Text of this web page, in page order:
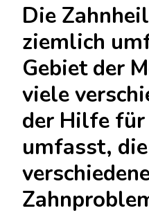
Die
ziemlich
Gebiet der
viele
der Hilfe für
umfasst,